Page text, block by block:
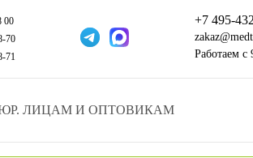
00
70
71
+7 495-
Работаем с
ЛИЦАМ И ОПТОВИКАМ